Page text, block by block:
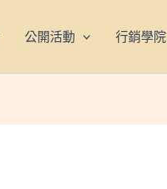
公開活動 行銷學院